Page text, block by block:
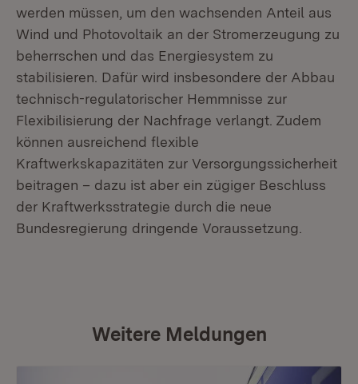
werden müssen, um den wachsenden Anteil aus
Wind und Photovoltaik an der Stromerzeugung zu
beherrschen und das Energiesystem zu
stabilisieren. Dafür wird insbesondere der Abbau
technisch-regulatorischer Hemmnisse zur
Flexibilisierung der Nachfrage verlangt. Zudem
können ausreichend flexible
Kraftwerkskapazitäten zur Versorgungssicherheit
beitragen – dazu ist aber ein zügiger Beschluss
der Kraftwerksstrategie durch die neue
Bundesregierung dringende Voraussetzung.
Weitere Meldungen